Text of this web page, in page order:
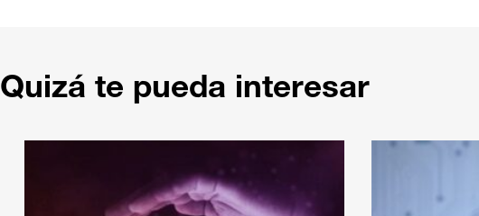
Quizá te pueda interesar